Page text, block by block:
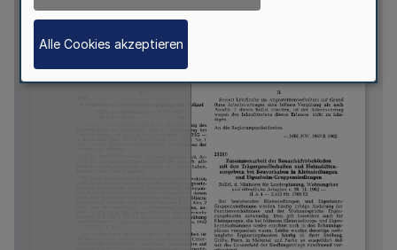
Alle Cookies akzeptieren